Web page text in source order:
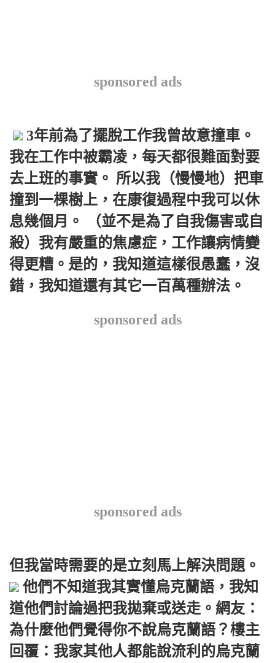
sponsored ads
3年前為了擺脫工作我曾故意撞車。
我在工作中被霸凌，每天都很難面對要
去上班的事實。 所以我（慢慢地）把車
撞到一棵樹上，在康復過程中我可以休
息幾個月。 （並不是為了自我傷害或自
殺）我有嚴重的焦慮症，工作讓病情變
得更糟。是的，我知道這樣很愚蠢，沒
錯，我知道還有其它一百萬種辦法。
sponsored ads
sponsored ads
但我當時需要的是立刻馬上解決問題。
他們不知道我其實懂烏克蘭語，我知
道他們討論過把我拋棄或送走。網友：
為什麼他們覺得你不說烏克蘭語？樓主
回覆：我家其他人都能說流利的烏克蘭